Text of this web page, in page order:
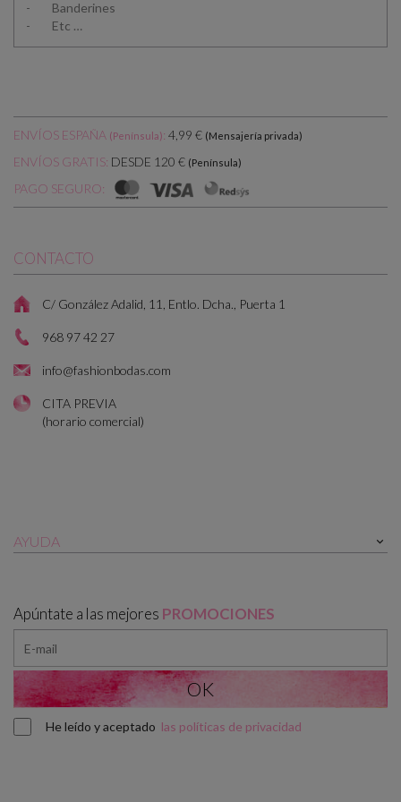
- Banderines
- Etc …
ENVÍOS ESPAÑA (Península): 4,99 € (Mensajería privada)
ENVÍOS GRATIS: DESDE 120 € (Península)
PAGO SEGURO:
CONTACTO
C/ González Adalid, 11, Entlo. Dcha., Puerta 1
968 97 42 27
info@fashionbodas.com
CITA PREVIA
(horario comercial)
AYUDA 
Apúntate a las mejores PROMOCIONES
He leído y aceptado las políticas de privacidad